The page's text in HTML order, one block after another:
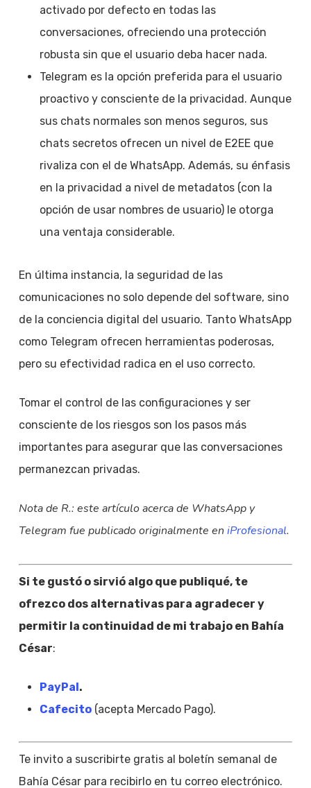
activado por defecto en todas las
conversaciones, ofreciendo una protección
robusta sin que el usuario deba hacer nada.
Telegram es la opción preferida para el usuario
proactivo y consciente de la privacidad. Aunque
sus chats normales son menos seguros, sus
chats secretos ofrecen un nivel de E2EE que
rivaliza con el de WhatsApp. Además, su énfasis
en la privacidad a nivel de metadatos (con la
opción de usar nombres de usuario) le otorga
una ventaja considerable.
En última instancia, la seguridad de las
comunicaciones no solo depende del software, sino
de la conciencia digital del usuario. Tanto WhatsApp
como Telegram ofrecen herramientas poderosas,
pero su efectividad radica en el uso correcto.
Tomar el control de las configuraciones y ser
consciente de los riesgos son los pasos más
importantes para asegurar que las conversaciones
permanezcan privadas.
Nota de R.: este artículo acerca de WhatsApp y
Telegram fue publicado originalmente en iProfesional.
Si te gustó o sirvió algo que publiqué, te
ofrezco dos alternativas para agradecer y
permitir la continuidad de mi trabajo en Bahía
César:
PayPal.
Cafecito(acepta Mercado Pago).
Te invito a suscribirte gratis al boletín semanal de
Bahía César para recibirlo en tu correo electrónico.